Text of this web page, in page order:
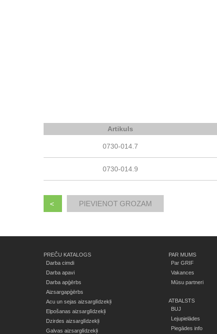
Artikuls
0730-014.7
0730-014.9
<
PREČU KATALOGS
Darba cimdi
Darba apavi
Darba apģērbs
Aizsargapģērbs
Acu un sejas aizsarglīdzekļi
Elpošanas aizsarglīdzekļi
Dzirdes aizsarglīdzekļi
Galvas aizsarglīdzekļi
PAR MUMS
Par GRIF
Vakances
Mūsu partneri
ATBALSTS
BUJ
Lejupielādes
Piegādes info